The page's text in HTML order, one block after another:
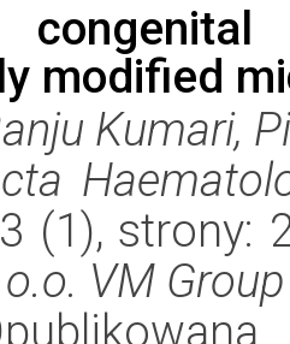
modified
Kumari,
(1), strony:
VM